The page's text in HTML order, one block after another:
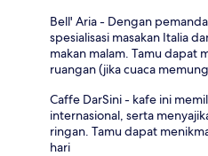
Bell' Aria - Dengan
spesialisasi masakan Italia
makan malam. Tamu dapat
ruangan (jika cuaca
Caffe DarSini - kafe ini
internasional, serta
ringan. Tamu dapat
hari